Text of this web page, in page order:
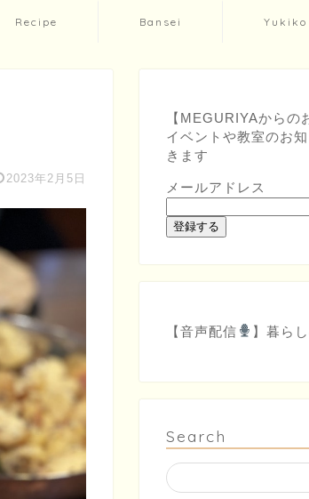
Recipe Bansei Yukiko
2023年2月5日
【MEGURIYAからの
イベントや教室のお
きます
メールアドレス
登録する
【音声配信 】暮ら
Search